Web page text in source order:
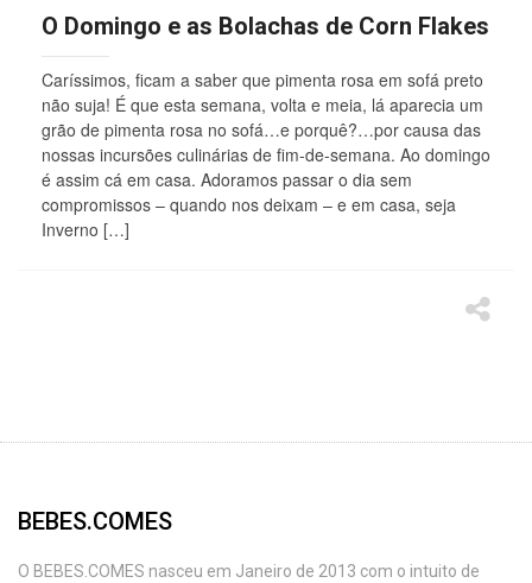
O Domingo e as Bolachas de Corn Flakes
Caríssimos, ficam a saber que pimenta rosa em sofá preto
não suja! É que esta semana, volta e meia, lá aparecia um
grão de pimenta rosa no sofá…e porquê?…por causa das
nossas incursões culinárias de fim-de-semana. Ao domingo
é assim cá em casa. Adoramos passar o dia sem
compromissos – quando nos deixam – e em casa, seja
Inverno […]
BEBES.COMES
O BEBES.COMES nasceu em Janeiro de 2013 com o intuito de